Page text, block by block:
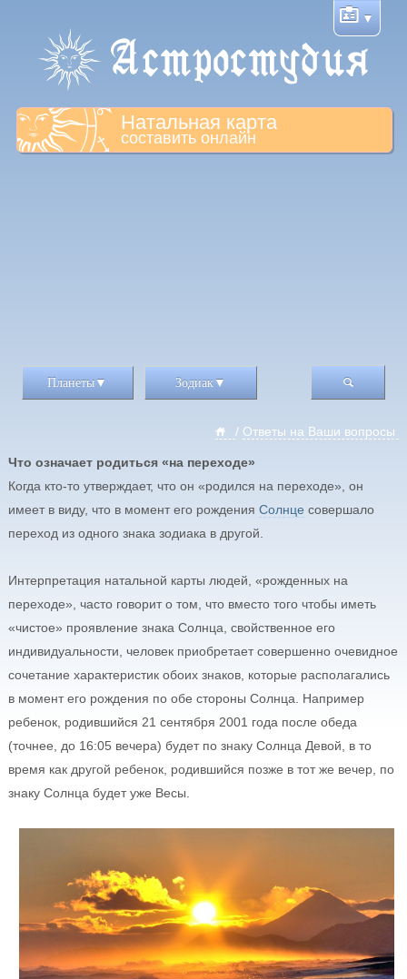
Натальная карта
составить онлайн
Планеты Зодиак
/ Ответы на Ваши вопросы
Что означает родиться «на переходе»
Когда кто-то утверждает, что он «родился на переходе», он
имеет в виду, что в момент его рождения Солнце совершало
переход из одного знака зодиака в другой.
Интерпретация натальной карты людей, «рожденных на
переходе», часто говорит о том, что вместо того чтобы иметь
«чистое» проявление знака Солнца, свойственное его
индивидуальности, человек приобретает совершенно очевидное
сочетание характеристик обоих знаков, которые располагались
в момент его рождения по обе стороны Солнца. Например
ребенок, родившийся 21 сентября 2001 года после обеда
(точнее, до 16:05 вечера) будет по знаку Солнца Девой, в то
время как другой ребенок, родившийся позже в тот же вечер, по
знаку Солнца будет уже Весы.